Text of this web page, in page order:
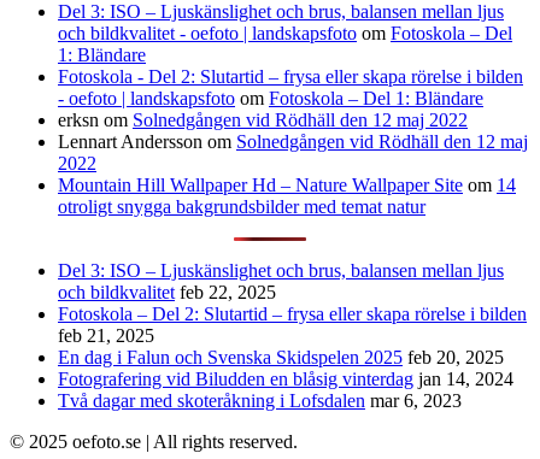
Del 3: ISO – Ljuskänslighet och brus, balansen mellan ljus
och bildkvalitet - oefoto | landskapsfoto om Fotoskola – Del
1: Bländare
Fotoskola - Del 2: Slutartid – frysa eller skapa rörelse i bilden
- oefoto | landskapsfoto om Fotoskola – Del 1: Bländare
erksn om Solnedgången vid Rödhäll den 12 maj 2022
Lennart Andersson om Solnedgången vid Rödhäll den 12 maj
2022
Mountain Hill Wallpaper Hd – Nature Wallpaper Site om 14
otroligt snygga bakgrundsbilder med temat natur
Del 3: ISO – Ljuskänslighet och brus, balansen mellan ljus
och bildkvalitet feb 22, 2025
Fotoskola – Del 2: Slutartid – frysa eller skapa rörelse i bilden
feb 21, 2025
En dag i Falun och Svenska Skidspelen 2025 feb 20, 2025
Fotografering vid Biludden en blåsig vinterdag jan 14, 2024
Två dagar med skoteråkning i Lofsdalen mar 6, 2023
© 2025 oefoto.se | All rights reserved.